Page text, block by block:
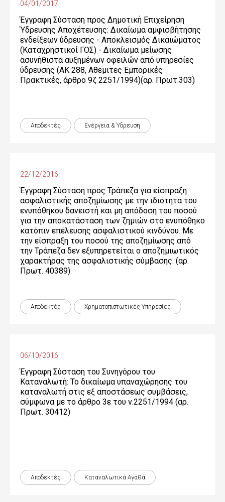
04/01/2017
Έγγραφη Σύσταση προς Δημοτική Επιχείρηση
Ύδρευσης Αποχέτευσης: Δικαίωμα αμφισβήτησης
ενδείξεων ύδρευσης - Αποκλεισμός Δικαιώματος
(Καταχρηστικοί ΓΟΣ) - Δικαίωμα μείωσης
ασυνήθιστα αυξημένων οφειλών από υπηρεσίες
ύδρευσης (ΑΚ 288, Αθεμιτες Εμπορικές
Πρακτικές, άρθρο 9ζ 2251/1994)(αρ. Πρωτ.303)
Αποδεκτές Ενέργεια & Ύδρευση
22/12/2016
Έγγραφη Σύσταση προς Τράπεζα για είσπραξη
ασφαλιστικής αποζημίωσης με την ιδιότητα του
ενυπόθηκου δανειστή και μη απόδοση του ποσού
για την αποκατάσταση των ζημιών στο ενυπόθηκο
κατόπιν επέλευσης ασφαλιστικού κινδύνου. Mε
την είσπραξη του ποσού της αποζημίωσης από
την Τράπεζα δεν εξυπηρετείται ο αποζημιωτικός
χαρακτήρας της ασφαλιστικής σύμβασης. (αρ.
Πρωτ. 40389)
Αποδεκτές Χρηματοπιστωτικές Yπηρεσίες
06/10/2016
Έγγραφη Σύσταση του Συνηγόρου του
Καταναλωτή: Το δικαίωμα υπαναχώρησης του
καταναλωτή στις εξ αποστάσεως συμβάσεις,
σύμφωνα με το άρθρο 3ε του ν.2251/1994 (αρ.
Πρωτ. 30412)
Αποδεκτές Καταναλωτικά Αγαθά